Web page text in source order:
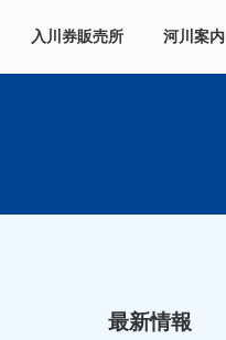
入川券販売所 河川案内
最新情報